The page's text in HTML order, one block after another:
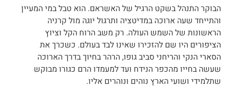
הבוקר התנהל בשקט הרגיל של האשראם. הוא טבל במי המעיין
והתייחד שעה ארוכה במדיטציה ותרגול יוגה מול קרניה
הראשונות של השמש העולה. רק משב הרוח הקל וציוץ
הציפורים היו שם להזכירו שאינו לבד בעולם. כשכרך את
הסארי הנקי והריחני סביב גופו, הרהר בחיוך בדרך הארוכה
שעשה בחייו מהכפר הנידח ועד למעמדוהרם כגורו מבוקש
שתלמידי ושועי הארץ נוהים ונוהרים אליו.